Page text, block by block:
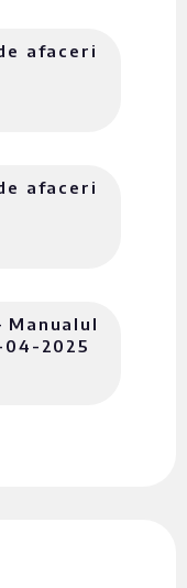
afaceri
afaceri
Manualul
2025